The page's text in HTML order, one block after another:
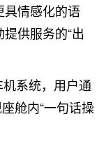
具情感化的语
供服务的“出
系统，用户通
舱内“一句话操